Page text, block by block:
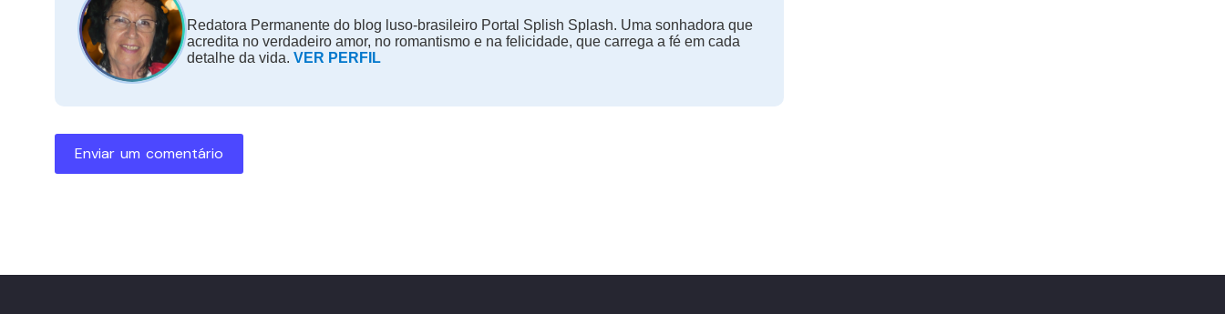
Redatora Permanente do blog luso-brasileiro Portal Splish Splash. Uma sonhadora que
acredita no verdadeiro amor, no romantismo e na felicidade, que carrega a fé em cada
detalhe da vida. VER PERFIL
Enviar um comentário